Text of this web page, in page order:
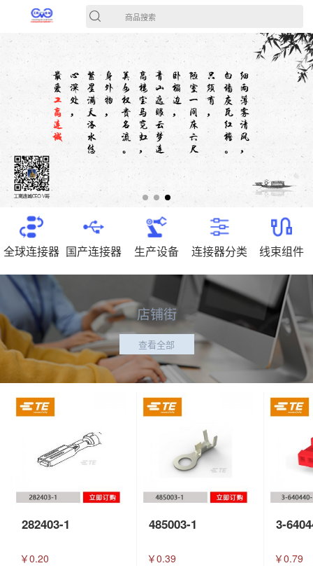
商品搜索
全球连接器 国产连接器 生产设备 连接器分类 线束组件
店铺街
查看全部
282403-1
￥0.20
485003-1
￥0.39
3-
￥0.79